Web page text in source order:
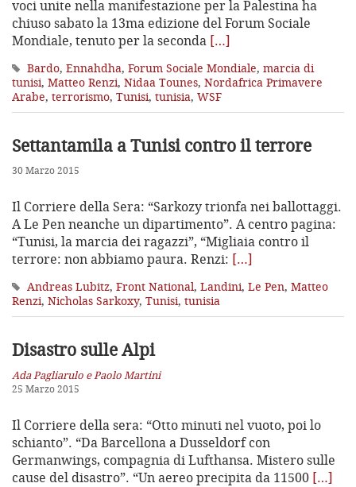
voci unite nella manifestazione per la Palestina ha
chiuso sabato la 13ma edizione del Forum Sociale
Mondiale, tenuto per la seconda […]
Bardo, Ennahdha, Forum Sociale Mondiale, marcia di
tunisi, Matteo Renzi, Nidaa Tounes, Nordafrica Primavere
Arabe, terrorismo, Tunisi, tunisia, WSF
Settantamila a Tunisi contro il terrore
30 Marzo 2015
Il Corriere della Sera: “Sarkozy trionfa nei ballottaggi.
A Le Pen neanche un dipartimento”. A centro pagina:
“Tunisi, la marcia dei ragazzi”, “Migliaia contro il
terrore: non abbiamo paura. Renzi: […]
Andreas Lubitz, Front National, Landini, Le Pen, Matteo
Renzi, Nicholas Sarkoxy, Tunisi, tunisia
Disastro sulle Alpi
Ada Pagliarulo e Paolo Martini
25 Marzo 2015
Il Corriere della sera: “Otto minuti nel vuoto, poi lo
schianto”. “Da Barcellona a Dusseldorf con
Germanwings, compagnia di Lufthansa. Mistero sulle
cause del disastro”. “Un aereo precipita da 11500 […]